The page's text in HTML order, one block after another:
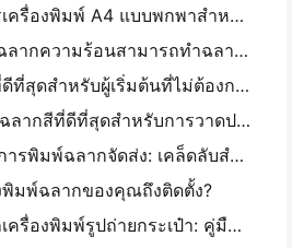
คุณต้องการเครื่องพิมพ์ A4 แบบพกพาสำหรับใบแจ้งหนี้คลังสินค้าหรือไม่? สิ่งที่ทํางานจริง
เครื่องพิมพ์ฉลากความร้อนสามารถทำฉลากกันน้ำสำหรับผลิตภัณฑ์ธุรกิจขนาดเล็กได้หรือไม่?
กล้องทันทีที่ดีที่สุดสําหรับผู้เริ่มต้นที่ไม่ต้องการเสียกระดาษ
เครื่องสร้างฉลากสีที่ดีที่สุดสําหรับการวาดประกาศและการสครัปบูก: เพิ่มสีเพิ่มเติมในทุกหน้า
เขียนมือกับการพิมพ์ฉลากจัดส่ง: เคล็ดลับสําหรับธุรกิจขนาดเล็กในปี 2026
พิมพ์ฉลากของคุณถึงติดตั้ง?
วิธีการเลือกเครื่องพิมพ์รูปถ่ายกระเป๋า: คู่มือที่สมบูรณ์สําหรับผู้ใช้วารสาร, การเดินทาง, และ iPhone